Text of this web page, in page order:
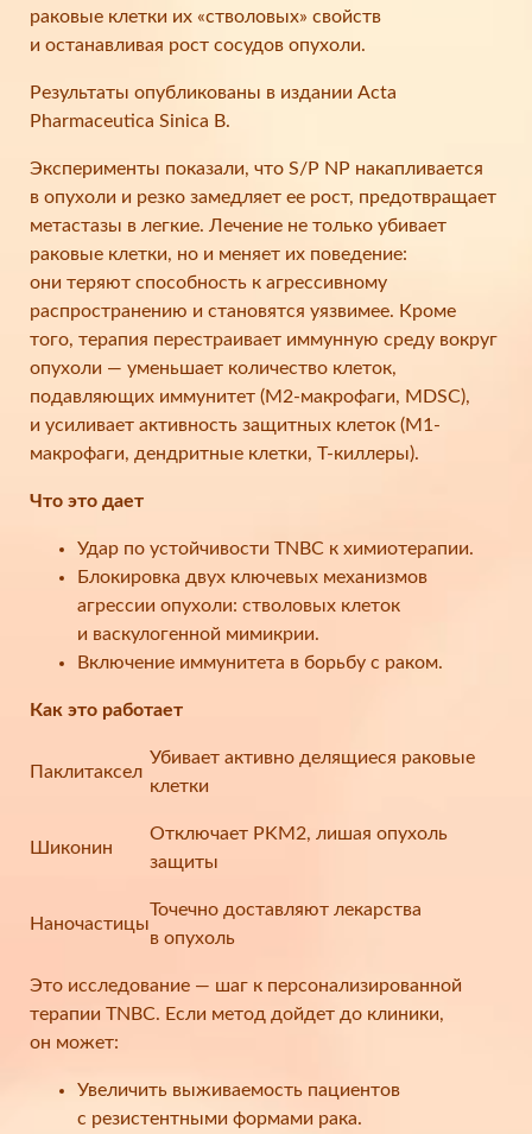
раковые клетки их «стволовых» свойств
и останавливая рост сосудов опухоли.
Результаты опубликованы в издании Acta
Pharmaceutica Sinica B.
Эксперименты показали, что S/P NP накапливается
в опухоли и резко замедляет ее рост, предотвращает
метастазы в легкие. Лечение не только убивает
раковые клетки, но и меняет их поведение:
они теряют способность к агрессивному
распространению и становятся уязвимее. Кроме
того, терапия перестраивает иммунную среду вокруг
опухоли — уменьшает количество клеток,
подавляющих иммунитет (M2-макрофаги, MDSC),
и усиливает активность защитных клеток (M1-
макрофаги, дендритные клетки, Т-киллеры).
Что это дает
Удар по устойчивости TNBC к химиотерапии.
Блокировка двух ключевых механизмов
агрессии опухоли: стволовых клеток
и васкулогенной мимикрии.
Включение иммунитета в борьбу с раком.
Как это работает
Паклитаксел
Убивает активно делящиеся раковые
клетки
Шиконин
Отключает PKM2, лишая опухоль
защиты
Наночастицы
Точечно доставляют лекарства
в опухоль
Это исследование — шаг к персонализированной
терапии TNBC. Если метод дойдет до клиники,
он может:
Увеличить выживаемость пациентов
с резистентными формами рака.